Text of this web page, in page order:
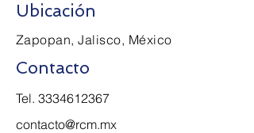
Ubicación
Zapopan, Jalisco, México
Contacto
Tel. 3334612367
contacto@rcm.mx